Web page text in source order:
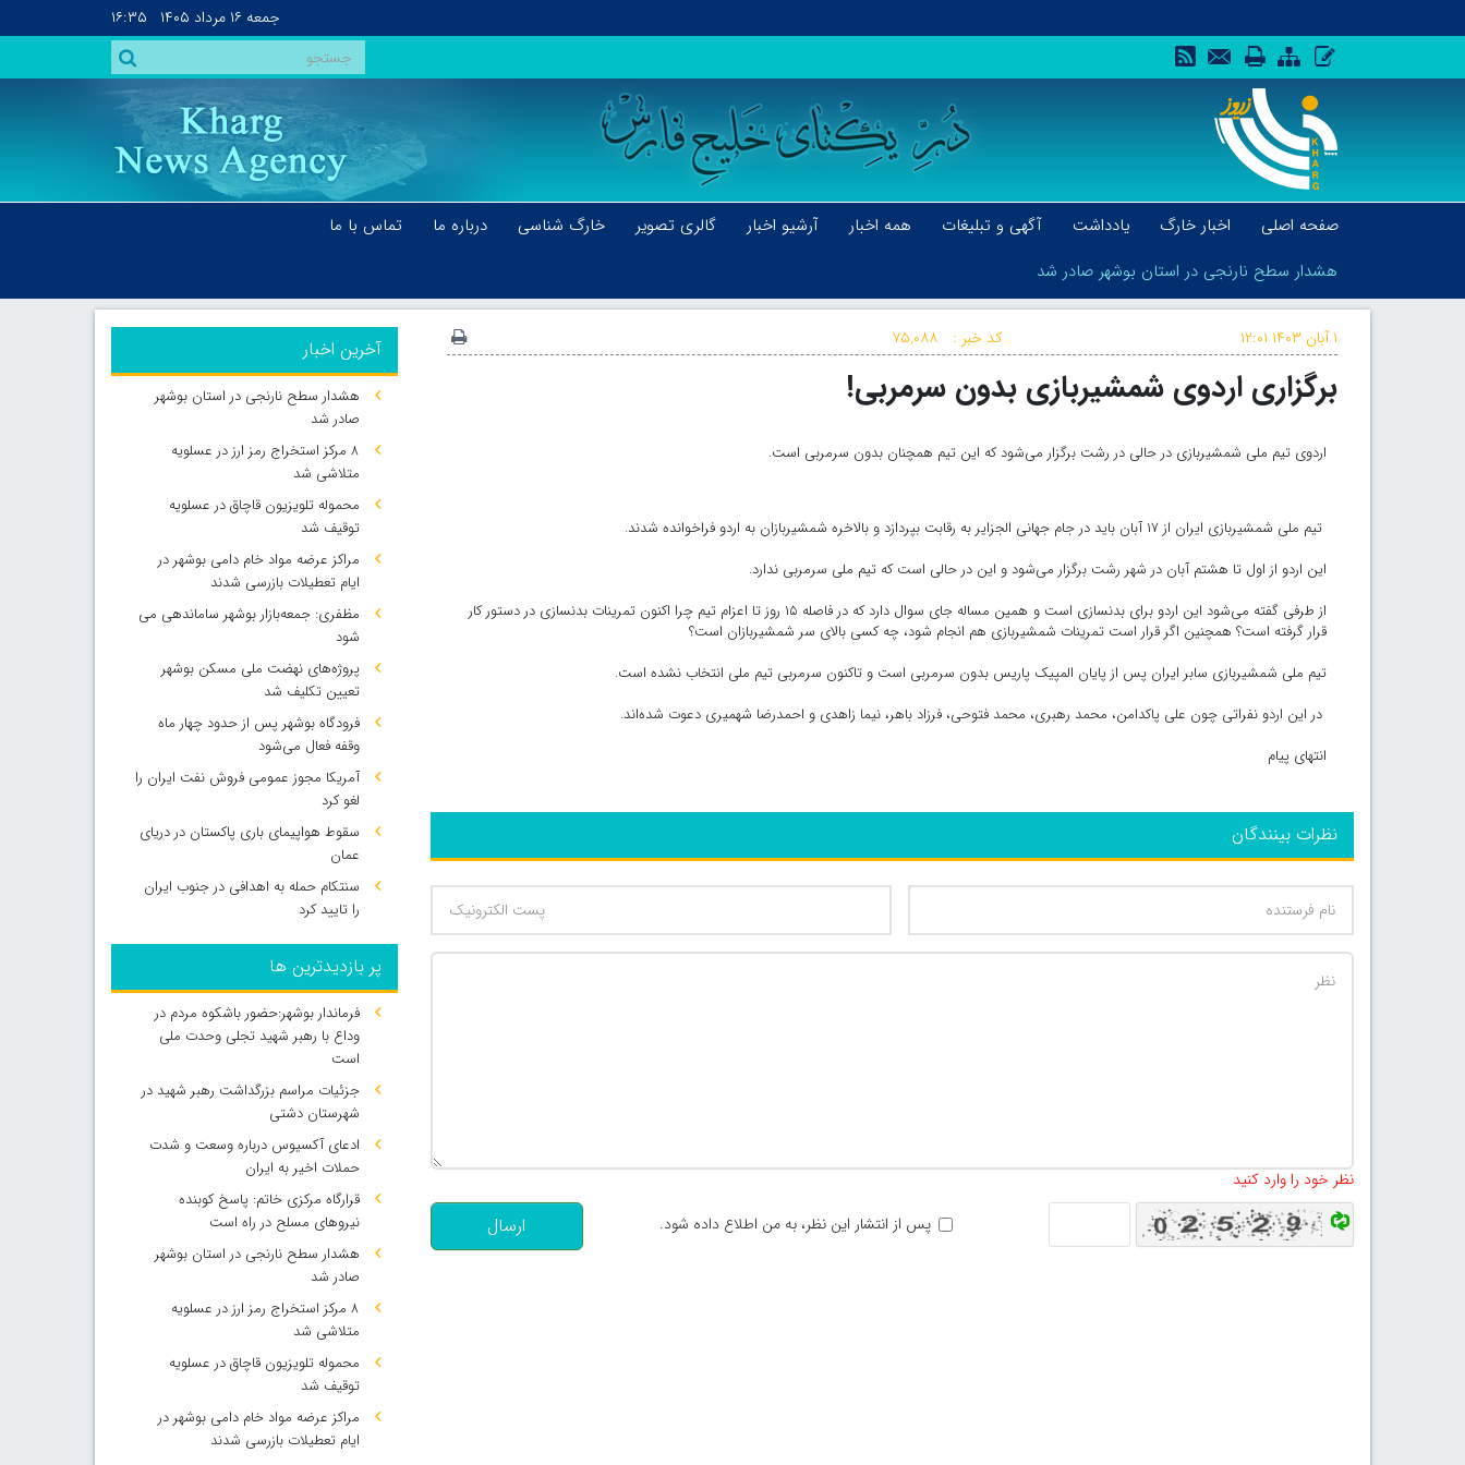
جمعه ۱۶ مرداد ۱۴۰۵ ۱۶:۳۵
صفحه اصلی اخبار خارگ یادداشت آگهی و تبلیغات همه اخبار آرشیو اخبار گالری تصویر خارگ شناسی درباره ما
تماس با ما
هشدار سطح نارنجی در استان بوشهر صادر شد
هشدار سطح نارنجی در استان بوشهر صادر شد
کد خبر : ۷۵,۰۸۸ ۱ آبان ۱۴۰۳ ۱۲:۰۱
برگزاری اردوی شمشیربازی بدون سرمربی!
اردوی تیم ملی شمشیربازی در حالی در رشت برگزار می‌شود که این تیم همچنان بدون سرمربی است.
تیم ملی شمشیربازی ایران از ۱۷ آبان باید در جام جهانی الجزایر به رقابت بپردازد و بالاخره شمشیربازان به اردو فراخوانده شدند.
این اردو از اول تا هشتم آبان در شهر رشت برگزار می‌شود و این در حالی است که تیم ملی سرمربی ندارد.
از طرفی گفته می‌شود این اردو برای بدنسازی است و همین مساله جای سوال دارد که در فاصله ۱۵ روز تا اعزام تیم چرا اکنون تمرینات بدنسازی در دستور کار
قرار گرفته است؟ همچنین اگر قرار است تمرینات شمشیربازی هم انجام شود، چه کسی بالای سر شمشیربازان است؟
تیم ملی شمشیربازی سابر ایران پس از پایان المپیک پاریس بدون سرمربی است و تاکنون سرمربی تیم ملی انتخاب نشده است.
در این اردو نفراتی چون علی پاکدامن، محمد رهبری، محمد فتوحی، فرزاد باهر، نیما زاهدی و احمدرضا شهمیری دعوت شده‌اند.
انتهای پیام
نظرات بینندگان
نظر خود را وارد کنید
پس از انتشار این نظر، به من اطلاع داده شود.
ارسال
آخرین اخبار
هشدار سطح نارنجی در استان بوشهر
صادر شد
۸ مرکز استخراج رمز ارز در عسلویه
متلاشی شد
محموله تلویزیون قاچاق در عسلویه
توقیف شد
مراکز عرضه مواد خام دامی بوشهر در
ایام تعطیلات بازرسی شدند
مظفری: جمعه‌بازار بوشهر ساماندهی می‌
شود
پروژه‌های نهضت ملی مسکن بوشهر
تعیین تکلیف شد
فرودگاه بوشهر پس از حدود چهار ماه
وقفه فعال می‌شود
آمریکا مجوز عمومی فروش نفت ایران را
لغو کرد
سقوط هواپیمای باری پاکستان در دریای
عمان
سنتکام حمله به اهدافی در جنوب ایران
را تایید کرد
پر بازدیدترین ها
فرماندار بوشهر:حضور باشکوه مردم در
وداع با رهبر شهید تجلی وحدت ملی
است
جزئیات مراسم بزرگداشت رهبر شهید در
شهرستان دشتی
ادعای آکسیوس درباره وسعت و شدت
حملات اخیر به ایران
قرارگاه مرکزی خاتم: پاسخ کوبنده
نیروهای مسلح در راه است
هشدار سطح نارنجی در استان بوشهر
صادر شد
۸ مرکز استخراج رمز ارز در عسلویه
متلاشی شد
محموله تلویزیون قاچاق در عسلویه
توقیف شد
مراکز عرضه مواد خام دامی بوشهر در
ایام تعطیلات بازرسی شدند